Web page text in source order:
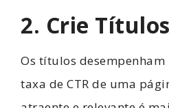
2. Crie
Os títulos
taxa de CTR de uma